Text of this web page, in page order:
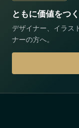
ともに価値をつ
デザイナー、イラス
ナーの方へ。